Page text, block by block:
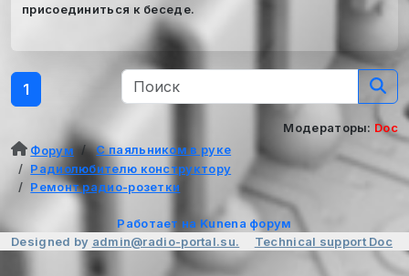
присоединиться к беседе.
1
Модераторы: Doc
Форум
С паяльником в руке
Радиолюбителю конструктору
Ремонт радио-розетки
Работает на Kunena форум
Designed by admin@radio-portal.su. Technical support Doc